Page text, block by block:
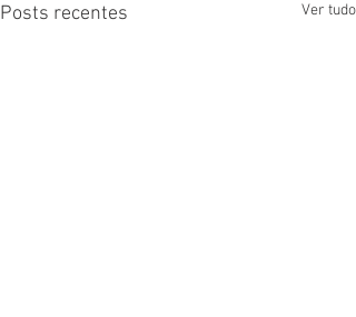
Posts recentes Ver tudo